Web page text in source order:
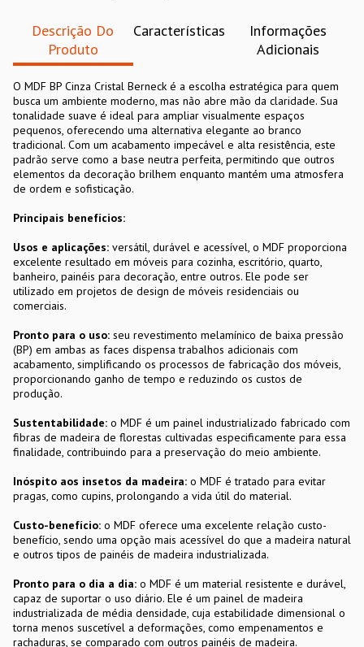
Descrição Do
Produto
Características
Informações
Adicionais
O MDF BP Cinza Cristal Berneck é a escolha estratégica para quem
busca um ambiente moderno, mas não abre mão da claridade. Sua
tonalidade suave é ideal para ampliar visualmente espaços
pequenos, oferecendo uma alternativa elegante ao branco
tradicional. Com um acabamento impecável e alta resistência, este
padrão serve como a base neutra perfeita, permitindo que outros
elementos da decoração brilhem enquanto mantém uma atmosfera
de ordem e sofisticação.
Principais benefícios:
Usos e aplicações: versátil, durável e acessível, o MDF proporciona
excelente resultado em móveis para cozinha, escritório, quarto,
banheiro, painéis para decoração, entre outros. Ele pode ser
utilizado em projetos de design de móveis residenciais ou
comerciais.
Pronto para o uso: seu revestimento melamínico de baixa pressão
(BP) em ambas as faces dispensa trabalhos adicionais com
acabamento, simplificando os processos de fabricação dos móveis,
proporcionando ganho de tempo e reduzindo os custos de
produção.
Sustentabilidade: o MDF é um painel industrializado fabricado com
fibras de madeira de florestas cultivadas especificamente para essa
finalidade, contribuindo para a preservação do meio ambiente.
Inóspito aos insetos da madeira: o MDF é tratado para evitar
pragas, como cupins, prolongando a vida útil do material.
Custo-benefício: o MDF oferece uma excelente relação custo-
benefício, sendo uma opção mais acessível do que a madeira natural
e outros tipos de painéis de madeira industrializada.
Pronto para o dia a dia: o MDF é um material resistente e durável,
capaz de suportar o uso diário. Ele é um painel de madeira
industrializada de média densidade, cuja estabilidade dimensional o
torna menos suscetível a deformações, como empenamentos e
rachaduras, se comparado com outros painéis de madeira.